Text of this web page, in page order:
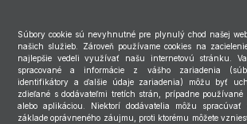
Súbory cookie sú nevyhnutné pre plynulý chod našej
našich služieb. Zároveň používame cookies na
najlepšie vedeli využívať našu internetovú stránku.
spracované a informácie z vášho zariadenia
identifikátory a ďalšie údaje zariadenia) môžu byť
zdieľané s dodávateľmi tretích strán, prípadne používané
alebo aplikáciou. Niektorí dodávatelia môžu spracúvať
základe oprávneného záujmu, proti ktorému môžete